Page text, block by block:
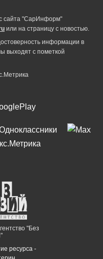
сайта "СарИнформ"
или на страницу с новостью.
информации в
выходят с пометкой
"Без
ресурса -